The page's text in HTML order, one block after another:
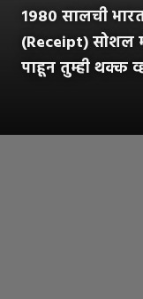
१९८० सालची
(Receipt) सोशल
पाहून तुम्ही थक्क